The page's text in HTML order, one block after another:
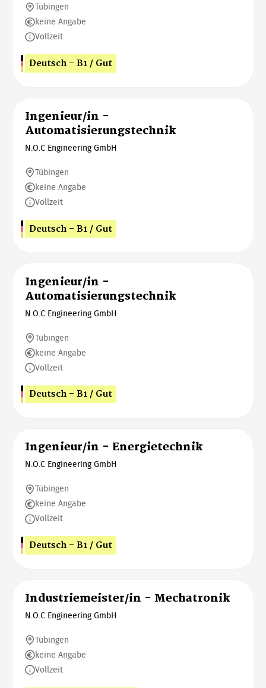
Tübingen
keine Angabe
Vollzeit
Deutsch - B1 / Gut
Ingenieur/in -
Automatisierungstechnik
N.O.C Engineering GmbH
Tübingen
keine Angabe
Vollzeit
Deutsch - B1 / Gut
Ingenieur/in -
Automatisierungstechnik
N.O.C Engineering GmbH
Tübingen
keine Angabe
Vollzeit
Deutsch - B1 / Gut
Ingenieur/in - Energietechnik
N.O.C Engineering GmbH
Tübingen
keine Angabe
Vollzeit
Deutsch - B1 / Gut
Industriemeister/in - Mechatronik
N.O.C Engineering GmbH
Tübingen
keine Angabe
Vollzeit